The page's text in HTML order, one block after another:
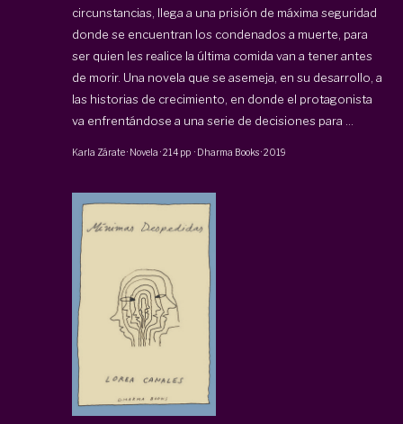
circunstancias, llega a una prisión de máxima seguridad
donde se encuentran los condenados a muerte, para
ser quien les realice la última comida van a tener antes
de morir. Una novela que se asemeja, en su desarrollo, a
las historias de crecimiento, en donde el protagonista
va enfrentándose a una serie de decisiones para ...
Karla Zárate· Novela ·214 pp · Dharma Books·2019